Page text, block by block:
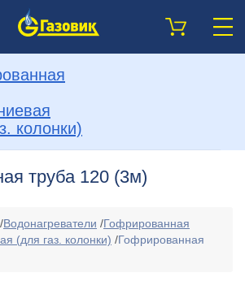
колонки)
труба 120 (3м)
/Водонагреватели /Гофрированная
(для газ. колонки) /Гофрированная